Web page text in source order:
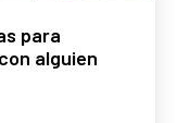
para
alguien